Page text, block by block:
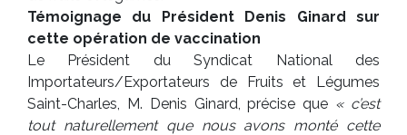
Témoignage du Président Denis Ginard sur
cette opération de vaccination
Le Président du Syndicat National des
Importateurs/Exportateurs de Fruits et Légumes
Saint-Charles, M. Denis Ginard, précise que « c’est
tout naturellement que nous avons monté cette